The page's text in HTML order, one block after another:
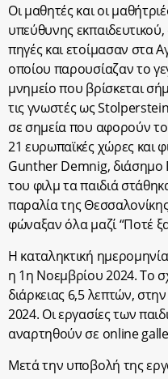
Οι μαθητές και οι
υπεύθυνης
πηγές και ετοίμασαν στα
οποίου παρουσίαζαν το
μνημείο που βρίσκεται
τις γνωστές ως
σε σημεία που αφορούν
21 ευρωπαϊκές χώρες και
Gunther Demnig, διάσημο
του φιλμ τα παιδιά
παραλία της
φώναξαν όλα μαζί “Ποτέ
Η καταληκτική
η 1η Νοεμβρίου 2024. Το
διάρκειας 6,5 λεπτών,
2024. Οι εργασίες των
αναρτηθούν σε online
Μετά την υποβολή της